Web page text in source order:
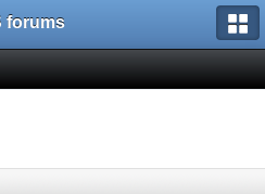
forums